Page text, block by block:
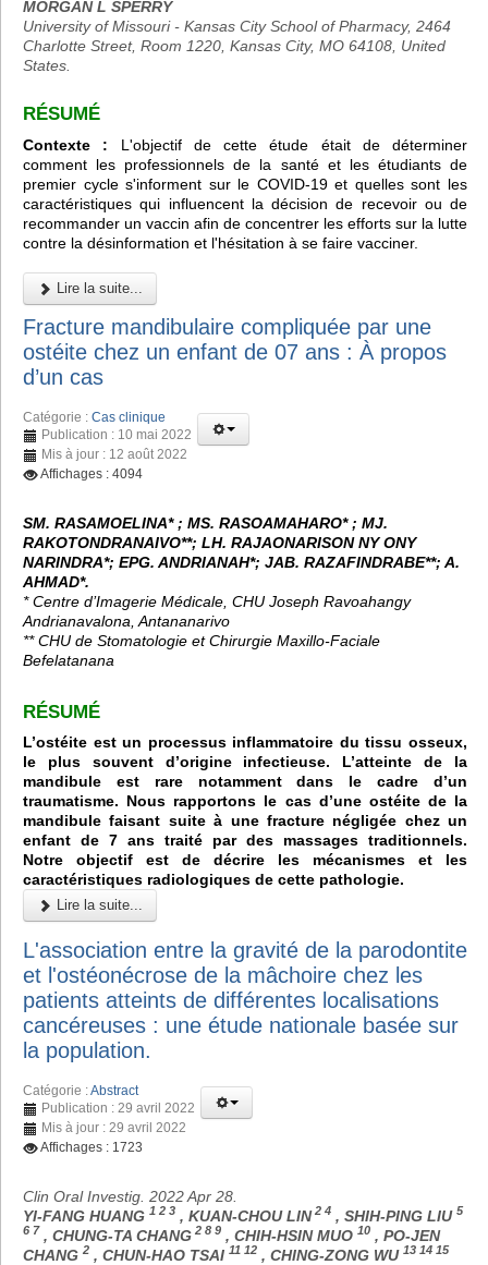
MORGAN L SPERRY
University of Missouri - Kansas City School of Pharmacy, 2464
Charlotte Street, Room 1220, Kansas City, MO 64108, United
States.
RÉSUMÉ
Contexte : L'objectif de cette étude était de déterminer
comment les professionnels de la santé et les étudiants de
premier cycle s'informent sur le COVID-19 et quelles sont les
caractéristiques qui influencent la décision de recevoir ou de
recommander un vaccin afin de concentrer les efforts sur la lutte
contre la désinformation et l'hésitation à se faire vacciner.
Lire la suite...
Fracture mandibulaire compliquée par une
ostéite chez un enfant de 07 ans : À propos
d’un cas
Catégorie : Cas clinique
Publication : 10 mai 2022
Mis à jour : 12 août 2022
Affichages : 4094
SM. RASAMOELINA* ; MS. RASOAMAHARO* ; MJ.
RAKOTONDRANAIVO**; LH. RAJAONARISON NY ONY
NARINDRA*; EPG. ANDRIANAH*; JAB. RAZAFINDRABE**; A.
AHMAD*.
* Centre d’Imagerie Médicale, CHU Joseph Ravoahangy
Andrianavalona, Antananarivo
** CHU de Stomatologie et Chirurgie Maxillo-Faciale
Befelatanana
RÉSUMÉ
L’ostéite est un processus inflammatoire du tissu osseux,
le plus souvent d’origine infectieuse. L’atteinte de la
mandibule est rare notamment dans le cadre d’un
traumatisme. Nous rapportons le cas d’une ostéite de la
mandibule faisant suite à une fracture négligée chez un
enfant de 7 ans traité par des massages traditionnels.
Notre objectif est de décrire les mécanismes et les
caractéristiques radiologiques de cette pathologie.
Lire la suite...
L'association entre la gravité de la parodontite
et l'ostéonécrose de la mâchoire chez les
patients atteints de différentes localisations
cancéreuses : une étude nationale basée sur
la population.
Catégorie :Abstract
Publication : 29 avril 2022
Mis à jour : 29 avril 2022
Affichages : 1723
Clin Oral Investig. 2022 Apr 28.
YI-FANG HUANG 1 2 3 , KUAN-CHOU LIN2 4 , SHIH-PING LIU 5
6 7 , CHUNG-TA CHANG 2 8 9 , CHIH-HSIN MUO 10 , PO-JEN
CHANG 2 , CHUN-HAO TSAI 11 12 , CHING-ZONG WU 13 14 15